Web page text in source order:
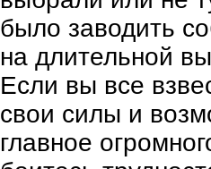
было заводить
на длительной
Если вы все
свои силы и
главное